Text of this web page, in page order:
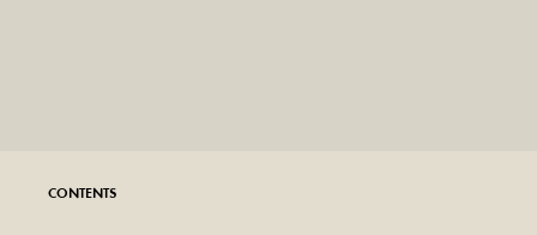
CONTENTS